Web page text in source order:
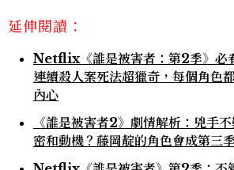
延伸閱讀：
Netflix《誰是被害者：第2季》必
連續殺人案死法超獵奇，每個角色
內心
《誰是被害者2》劇情解析：兇手
密和動機？藤岡靛的角色會成第三